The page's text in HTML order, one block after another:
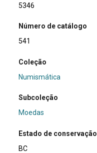
5346
Número de catálogo
541
Coleção
Numismática
Subcoleção
Moedas
Estado de conservação
BC